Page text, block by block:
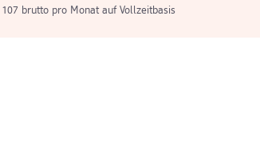
brutto pro Monat auf Vollzeitbasis